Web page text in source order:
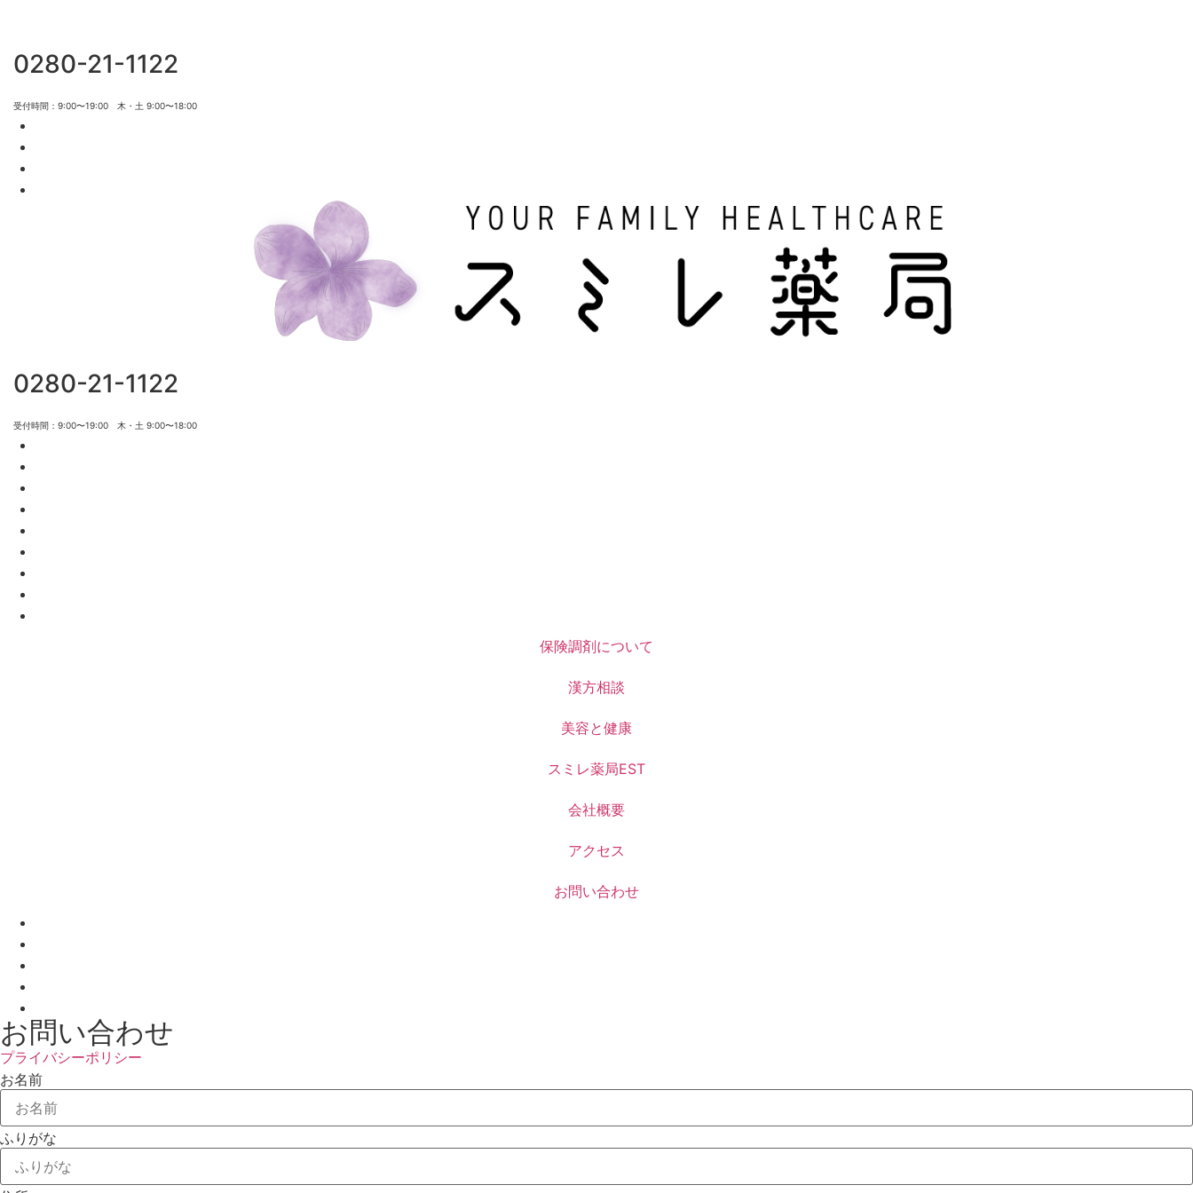
0280-21-1122
受付時間：9:00〜19:00 木・土 9:00〜18:00
0280-21-1122
受付時間：9:00〜19:00 木・土 9:00〜18:00
保険調剤について
漢方相談
美容と健康
スミレ薬局EST
会社概要
アクセス
お問い合わせ
お問い合わせ
プライバシーポリシー
お名前
ふりがな